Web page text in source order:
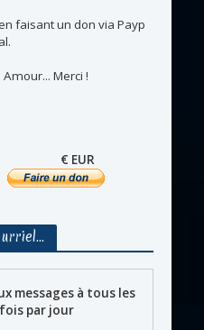
faisant un don via Payp
al.
Merci !
€ EUR
messages à tous les
par jour